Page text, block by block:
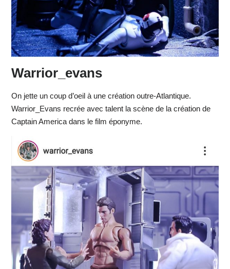
Warrior_evans
On jette un coup d’oeil à une création outre-Atlantique.
Warrior_Evans recrée avec talent la scène de la création de
Captain America dans le film éponyme.